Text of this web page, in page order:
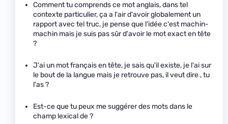
Comment tu comprends ce mot anglais, dans tel
contexte particulier, ça a l'air d'avoir globalement un
rapport avec tel truc, je pense que l'idée c'est machin-
machin mais je suis pas sûr d'avoir le mot exact en tête
?
J'ai un mot français en tête, je sais qu'il existe, je l'ai sur
le bout de la langue mais je retrouve pas, il veut dire , tu
l'as ?
Est-ce que tu peux me suggérer des mots dans le
champ lexical de ?